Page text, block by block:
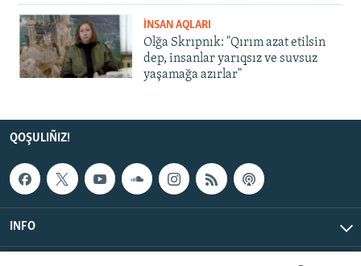
İNSAN AQLARI
Olğa Skrıpnık: "Qırım azat etilsin
dep, insanlar yarıqsız ve suvsuz
yaşamağa azırlar"
QOŞULIÑIZ!
INFO